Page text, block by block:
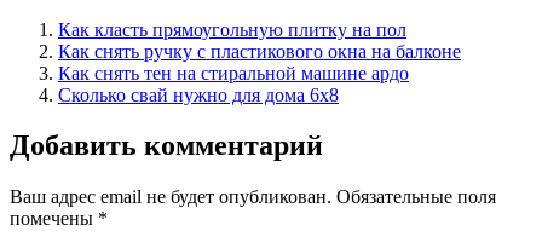
Как класть прямоугольную плитку на пол
Как снять ручку с пластикового окна на балконе
Как снять тен на стиральной машине ардо
Сколько свай нужно для дома 6х8
Добавить комментарий
Ваш адрес email не будет опубликован. Обязательные поля
помечены *